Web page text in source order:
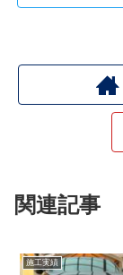
関連記事
施工実績